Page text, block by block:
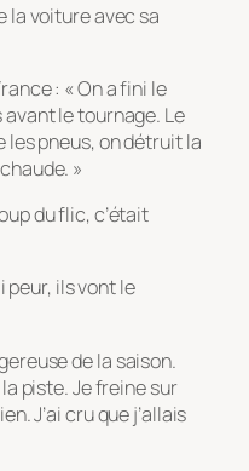
la voiture avec sa
: « On a fini le
le tournage. Le
les pneus, on détruit la
»
du flic, c’était
peur, ils vont le
de la saison.
piste. Je freine sur
J’ai cru que j’allais